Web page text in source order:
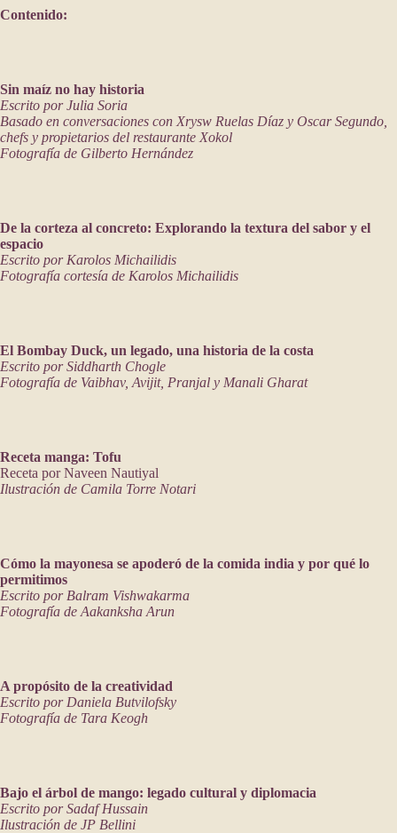
Contenido:
Sin maíz no hay historia
Escrito por Julia Soria
Basado en conversaciones con Xrysw Ruelas Díaz y Oscar Segundo,
chefs y propietarios del restaurante Xokol
Fotografía de Gilberto Hernández
De la corteza al concreto: Explorando la textura del sabor y el
espacio
Escrito por Karolos Michailidis
Fotografía cortesía de Karolos Michailidis
El Bombay Duck, un legado, una historia de la costa
Escrito por Siddharth Chogle
Fotografía de Vaibhav, Avijit, Pranjal y Manali Gharat
Receta manga: Tofu
Receta por Naveen Nautiyal
Ilustración de Camila Torre Notari
Cómo la mayonesa se apoderó de la comida india y por qué lo
permitimos
Escrito por Balram Vishwakarma
Fotografía de Aakanksha Arun
A propósito de la creatividad
Escrito por Daniela Butvilofsky
Fotografía de Tara Keogh
Bajo el árbol de mango: legado cultural y diplomacia
Escrito por Sadaf Hussain
Ilustración de JP Bellini